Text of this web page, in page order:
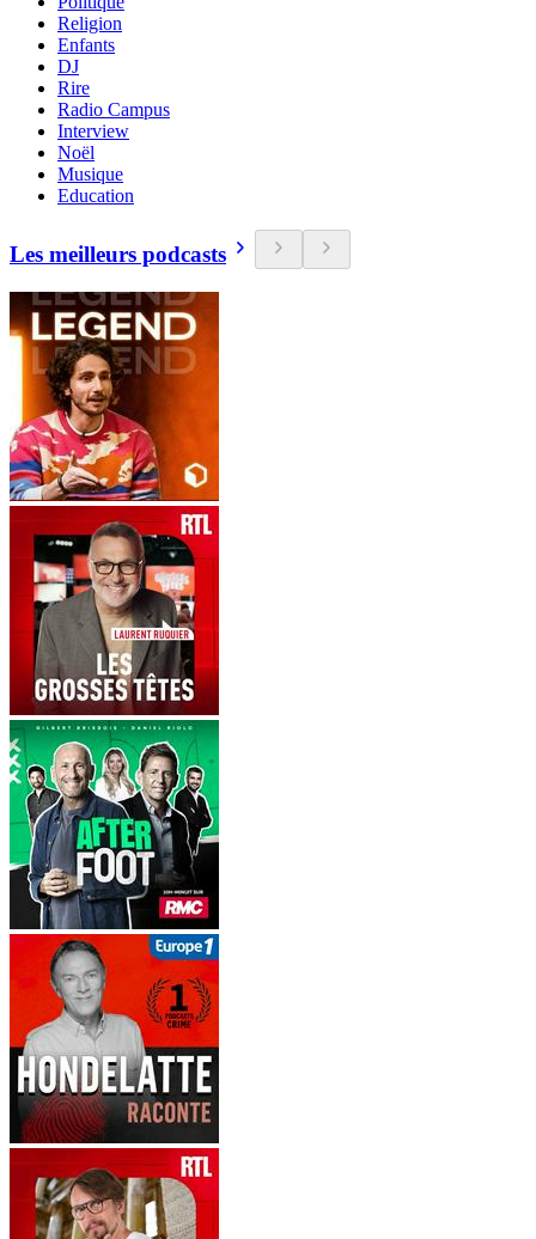
Religion
Enfants
DJ
Rire
Radio Campus
Interview
Noël
Musique
Education
Les meilleurs podcasts